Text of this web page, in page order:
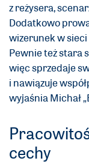
z reżysera,
Dodatkowo
wizerunek w
Pewnie też stara
więc sprzedaje
i nawiązuje
wyjaśnia Michał
cechy